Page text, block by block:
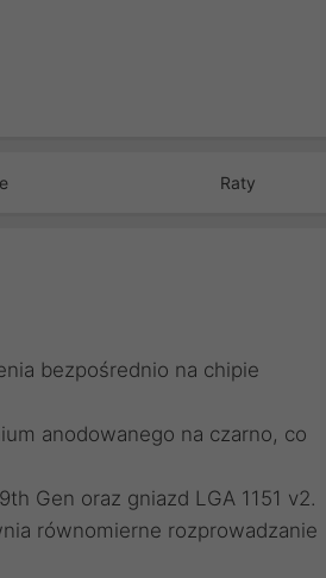
Raty
bezpośrednio na chipie
anodowanego na czarno, co
Gen oraz gniazd LGA 1151 v2.
równomierne rozprowadzanie